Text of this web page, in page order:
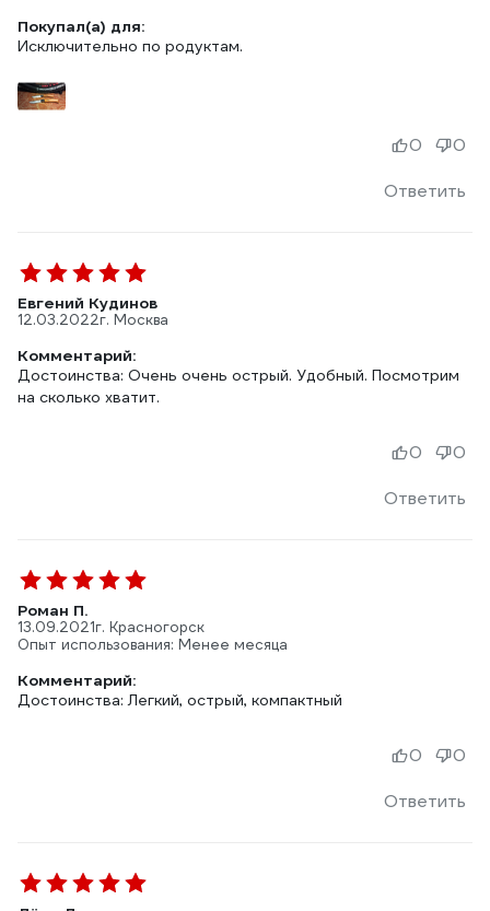
Покупал(а) для:
Исключительно по родуктам.
Ответить
0 0
Евгений Кудинов
12.03.2022г. Москва
Комментарий:
Достоинства: Очень очень острый. Удобный. Посмотрим
на сколько хватит.
Ответить
0 0
Роман П.
13.09.2021г. Красногорск
Опыт использования: Менее месяца
Комментарий:
Достоинства: Легкий, острый, компактный
Ответить
0 0